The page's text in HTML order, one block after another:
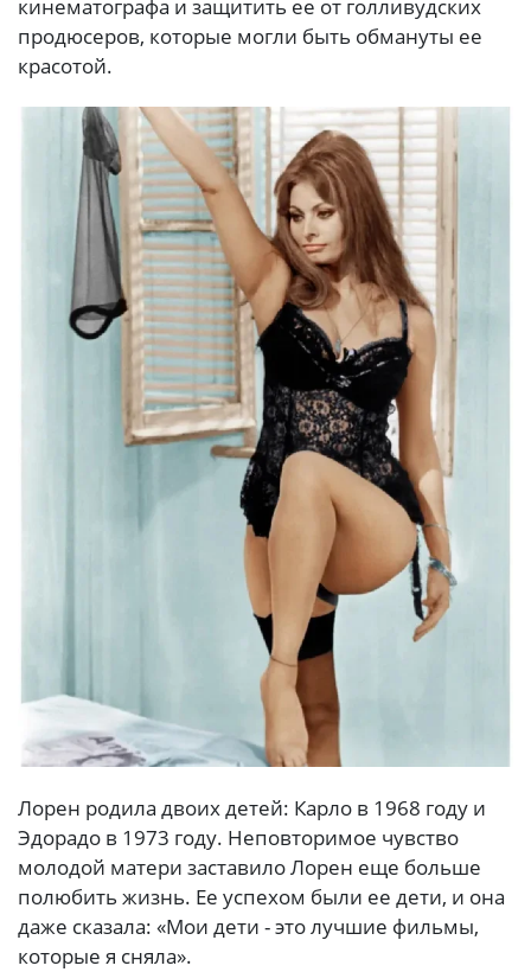
кинематографа и защитить ее от голливудских
продюсеров, которые могли быть обмануты ее
красотой.
Лорен родила двоих детей: Карло в 1968 году и
Эдорадо в 1973 году. Неповторимое чувство
молодой матери заставило Лорен еще больше
полюбить жизнь. Ее успехом были ее дети, и она
даже сказала: «Мои дети - это лучшие фильмы,
которые я сняла».